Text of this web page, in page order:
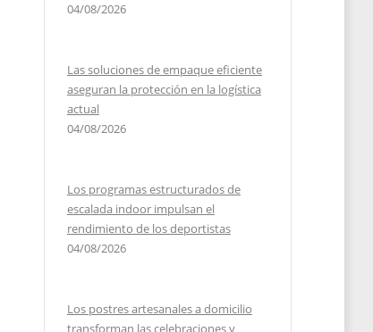
04/08/2026
Las soluciones de empaque eficiente
aseguran la protección en la logística
actual
04/08/2026
Los programas estructurados de
escalada indoor impulsan el
rendimiento de los deportistas
04/08/2026
Los postres artesanales a domicilio
transforman las celebraciones y